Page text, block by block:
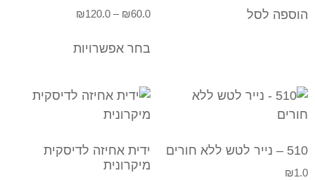
הוספה לסל ₪60.0
–
₪120.0
בחר אפשרויות
510 – נייר לטש ללא חורים
₪1.0
ידית אחיזה לדיסקית
מיקרונית